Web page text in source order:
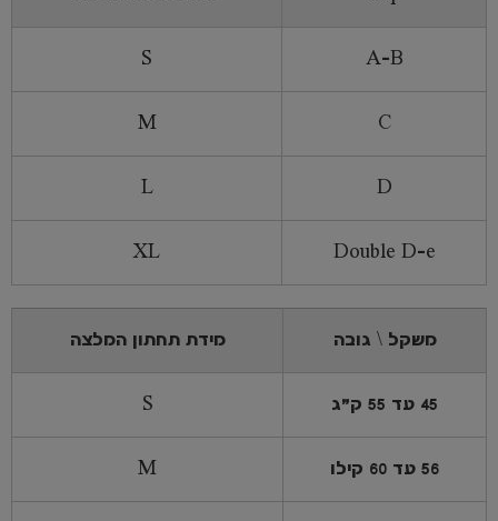
A-B
S
C
M
D
L
Double D-e
XL
משקל \ גובה מידת תחתון המלצה
45 עד 55 ק"ג S
56 עד 60 קילו M